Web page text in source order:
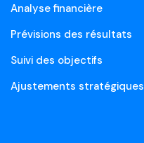
Analyse financière
Prévisions des résultats
Suivi des objectifs
Ajustements stratégiques